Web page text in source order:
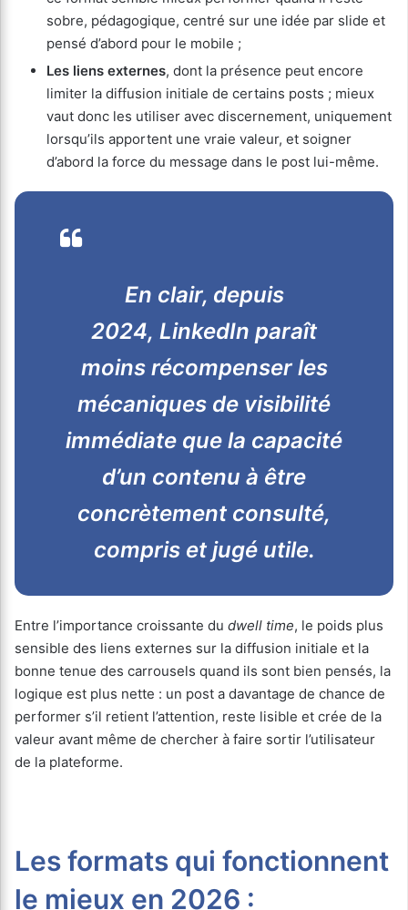
sobre, pédagogique, centré sur une idée par slide et
pensé d’abord pour le mobile ;
Les liens externes, dont la présence peut encore
limiter la diffusion initiale de certains posts ; mieux
vaut donc les utiliser avec discernement, uniquement
lorsqu’ils apportent une vraie valeur, et soigner
d’abord la force du message dans le post lui-même.
En clair, depuis
2024, LinkedIn paraît
moins récompenser les
mécaniques de visibilité
immédiate que la capacité
d’un contenu à être
concrètement consulté,
compris et jugé utile.
Entre l’importance croissante du dwell time, le poids plus
sensible des liens externes sur la diffusion initiale et la
bonne tenue des carrousels quand ils sont bien pensés, la
logique est plus nette : un post a davantage de chance de
performer s’il retient l’attention, reste lisible et crée de la
valeur avant même de chercher à faire sortir l’utilisateur
de la plateforme.
Les formats qui fonctionnent
le mieux en 2026 :